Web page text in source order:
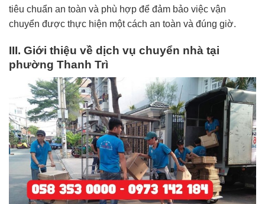
tiêu chuẩn an toàn và phù hợp để đảm bảo việc vận
chuyển được thực hiện một cách an toàn và đúng giờ.
III. Giới thiệu về dịch vụ chuyển nhà tại
phường Thanh Trì